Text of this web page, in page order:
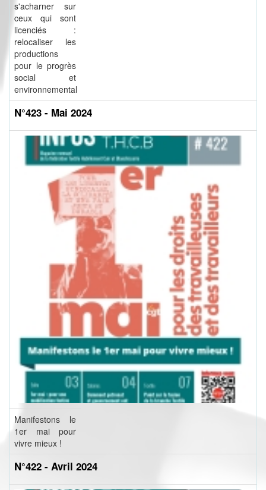
s'acharner sur
ceux qui sont
licenciés :
relocaliser les
productions
pour le progrès
social et
environnemental
N°423 - Mai 2024
Manifestons le
1er mai pour
vivre mieux !
N°422 - Avril 2024